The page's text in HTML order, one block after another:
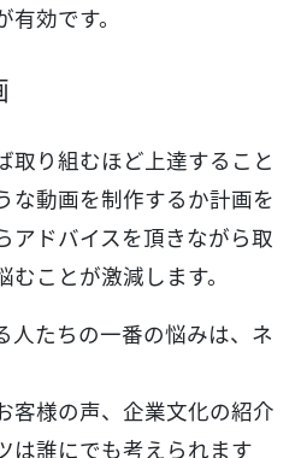
効です。
取り組むほど上達すること
な動画を制作するか計画を
アドバイスを頂きながら取
ことが激減します。
人たちの一番の悩みは、ネ
客様の声、企業文化の紹介
は誰にでも考えられます